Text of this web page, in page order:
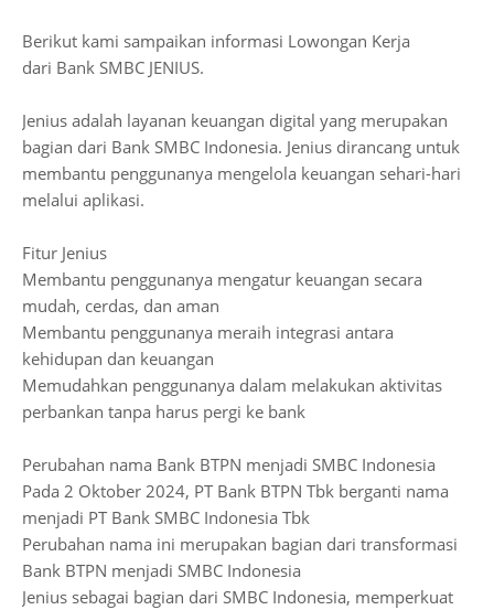
Berikut kami sampaikan informasi Lowongan Kerja
dari Bank SMBC JENIUS.
Jenius adalah layanan keuangan digital yang merupakan
bagian dari Bank SMBC Indonesia. Jenius dirancang untuk
membantu penggunanya mengelola keuangan sehari-hari
melalui aplikasi.
Fitur Jenius
Membantu penggunanya mengatur keuangan secara
mudah, cerdas, dan aman
Membantu penggunanya meraih integrasi antara
kehidupan dan keuangan
Memudahkan penggunanya dalam melakukan aktivitas
perbankan tanpa harus pergi ke bank
Perubahan nama Bank BTPN menjadi SMBC Indonesia
Pada 2 Oktober 2024, PT Bank BTPN Tbk berganti nama
menjadi PT Bank SMBC Indonesia Tbk
Perubahan nama ini merupakan bagian dari transformasi
Bank BTPN menjadi SMBC Indonesia
Jenius sebagai bagian dari SMBC Indonesia, memperkuat